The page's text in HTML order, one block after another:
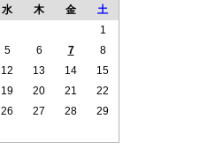
水 木 金
土
1
5 6 7
8
12 13 14
15
19 20 21
22
26 27 28
29